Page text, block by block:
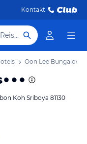
Kontakt
Hotel, Reiseziel
Oon Lee Bungalows
Koh Sriboya 81130